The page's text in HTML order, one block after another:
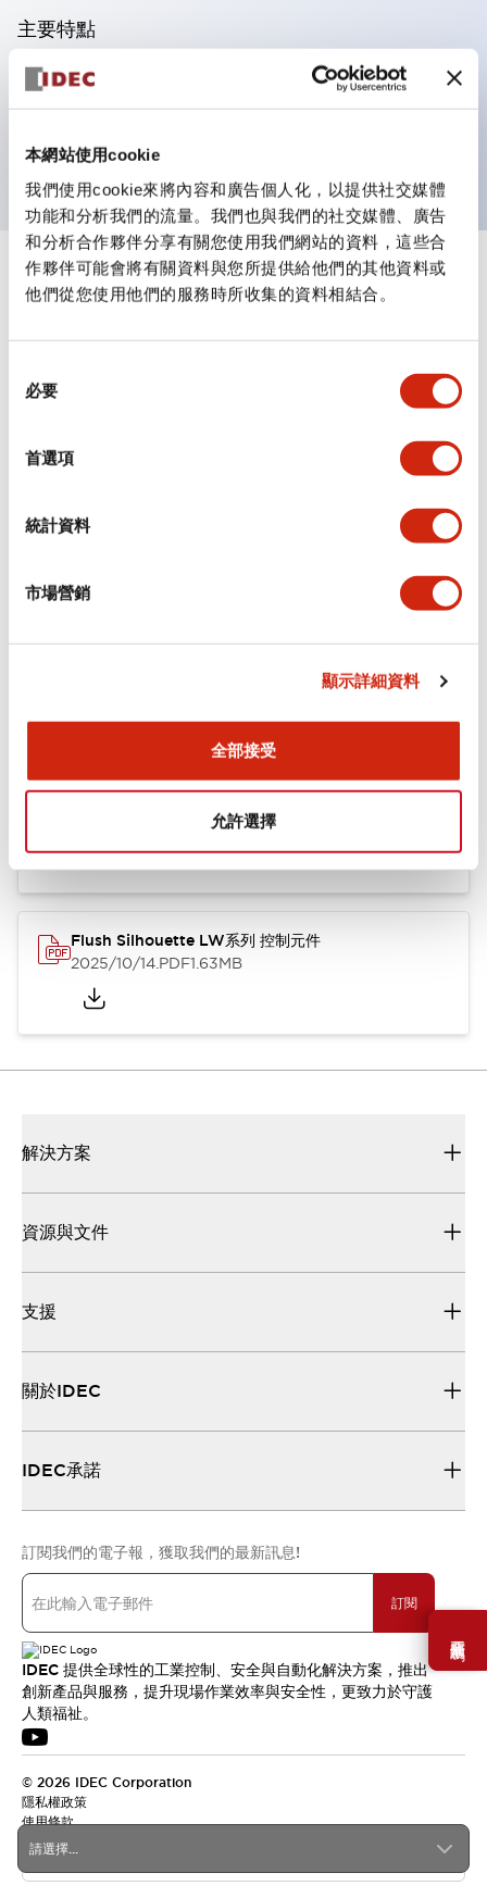
本網站使用cookie
我們使用cookie來將內容和廣告個人化，以提供社交媒體
功能和分析我們的流量。我們也與我們的社交媒體、廣告
和分析合作夥伴分享有關您使用我們網站的資料，這些合
作夥伴可能會將有關資料與您所提供給他們的其他資料或
他們從您使用他們的服務時所收集的資料相結合。
必要
首選項
統計資料
市場營銷
顯示詳細資料
全部接受
允許選擇
需要幫助嗎？
主要特點
可進行集合密著安裝
附鎖選擇開關採用高安全性的彈子鎖結構
防護結構為IP65（IEC60529）
規格
環境規範
機械規格
Flush Silhouette LW系列 控制元件 (英文版)
1.23MB
Flush Silhouette LW系列 控制元件
2025/10/14.PDF1.63MB
請選擇...
解決方案
資源與文件
支援
關於IDEC
IDEC承諾
訂閱我們的電子報，獲取我們的最新訊息!
訂閱
IDEC 提供全球性的工業控制、安全與自動化解決方案，推出
創新產品與服務，提升現場作業效率與安全性，更致力於守護
人類福祉。
© 2026 IDEC Corporation
隱私權政策
使用條款
台灣